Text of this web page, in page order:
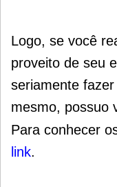
Logo, se você
proveito de seu
seriamente
mesmo, possuo
Para conhecer
link.